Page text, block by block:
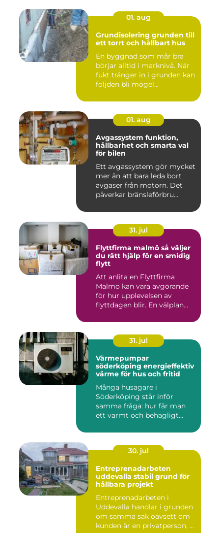
01. aug
Grundisolering grunden till
ett torrt och hållbart hus
En byggnad som mår bra
börjar alltid i marknivå. När
fukt tränger in i grunden kan
följden bli mögel...
01. aug
Avgassystem funktion,
hållbarhet och smarta val
för bilen
Ett avgassystem gör mycket
mer än att bara leda bort
avgaser från motorn. Det
påverkar bränsleförbru...
31. jul
Flyttfirma malmö så väljer
du rätt hjälp för en smidig
flytt
Att anlita en Flyttfirma
Malmö kan vara avgörande
för hur upplevelsen av
flyttdagen blir. En välplan...
31. jul
Värmepumpar
söderköping energieffektiv
värme för hus och fritid
Många husägare i
Söderköping står inför
samma fråga: hur får man
ett varmt och behagligt
30. jul
Entreprenadarbeten
uddevalla stabil grund för
hållbara projekt
Entreprenadarbeten i
Uddevalla handlar i grunden
om samma sak oavsett om
kunden är en privatperson, ...